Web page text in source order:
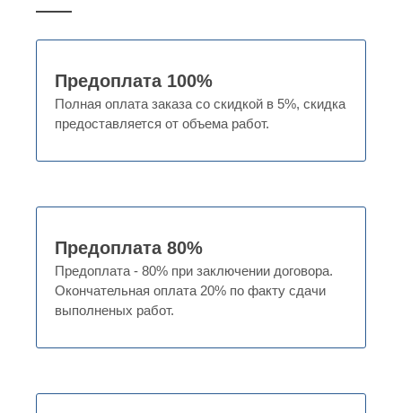
Предоплата 100%
Полная оплата заказа со скидкой в 5%, скидка
предоставляется от объема работ.
Предоплата 80%
Предоплата - 80% при заключении договора.
Окончательная оплата 20% по факту сдачи
выполненых работ.